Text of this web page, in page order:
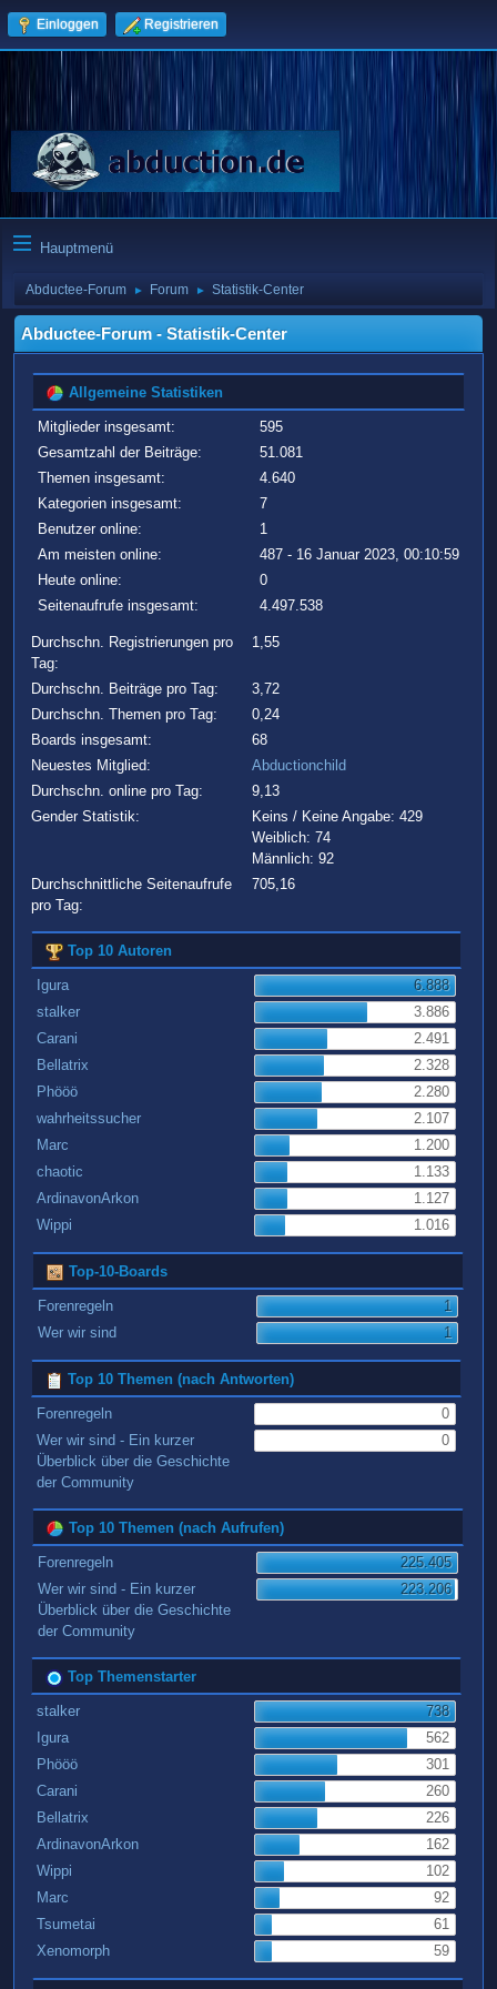
Einloggen Registrieren
Hauptmenü
Abductee-Forum ► Forum ► Statistik-Center
Abductee-Forum - Statistik-Center
Allgemeine Statistiken
Mitglieder insgesamt:
595
Gesamtzahl der Beiträge:
51.081
Themen insgesamt:
4.640
Kategorien insgesamt:
7
Benutzer online:
1
Am meisten online:
487 - 16 Januar 2023, 00:10:59
Heute online:
0
Seitenaufrufe insgesamt:
4.497.538
Durchschn. Registrierungen pro
Tag:
1,55
Durchschn. Beiträge pro Tag:
3,72
Durchschn. Themen pro Tag:
0,24
Boards insgesamt:
68
Neuestes Mitglied:
Abductionchild
Durchschn. online pro Tag:
9,13
Gender Statistik:
Keins / Keine Angabe: 429
Weiblich: 74
Männlich: 92
Durchschnittliche Seitenaufrufe
pro Tag:
705,16
Top 10 Autoren
Igura
6.888
stalker
3.886
Carani
2.491
Bellatrix
2.328
Phööö
2.280
wahrheitssucher
2.107
Marc
1.200
chaotic
1.133
ArdinavonArkon
1.127
Wippi
1.016
Top-10-Boards
Forenregeln
1
Wer wir sind
1
Top 10 Themen (nach Antworten)
Forenregeln
0
Wer wir sind - Ein kurzer
Überblick über die Geschichte
der Community
0
Top 10 Themen (nach Aufrufen)
Forenregeln
225.405
Wer wir sind - Ein kurzer
Überblick über die Geschichte
der Community
223.206
Top Themenstarter
stalker
738
Igura
562
Phööö
301
Carani
260
Bellatrix
226
ArdinavonArkon
162
Wippi
102
Marc
92
Tsumetai
61
Xenomorph
59